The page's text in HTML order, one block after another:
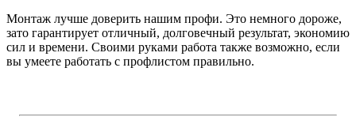
Монтаж лучше доверить нашим профи. Это немного дороже,
зато гарантирует отличный, долговечный результат, экономию
сил и времени. Своими руками работа также возможно, если
вы умеете работать с профлистом правильно.